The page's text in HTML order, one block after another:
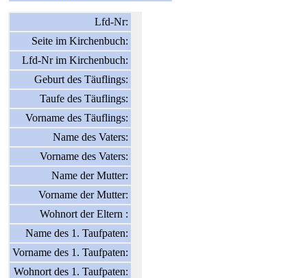
Lfd-Nr:
Seite im Kirchenbuch:
Lfd-Nr im Kirchenbuch:
Geburt des Täuflings:
Taufe des Täuflings:
Vorname des Täuflings:
Name des Vaters:
Vorname des Vaters:
Name der Mutter:
Vorname der Mutter:
Wohnort der Eltern :
Name des 1. Taufpaten:
Vorname des 1. Taufpaten:
Wohnort des 1. Taufpaten: